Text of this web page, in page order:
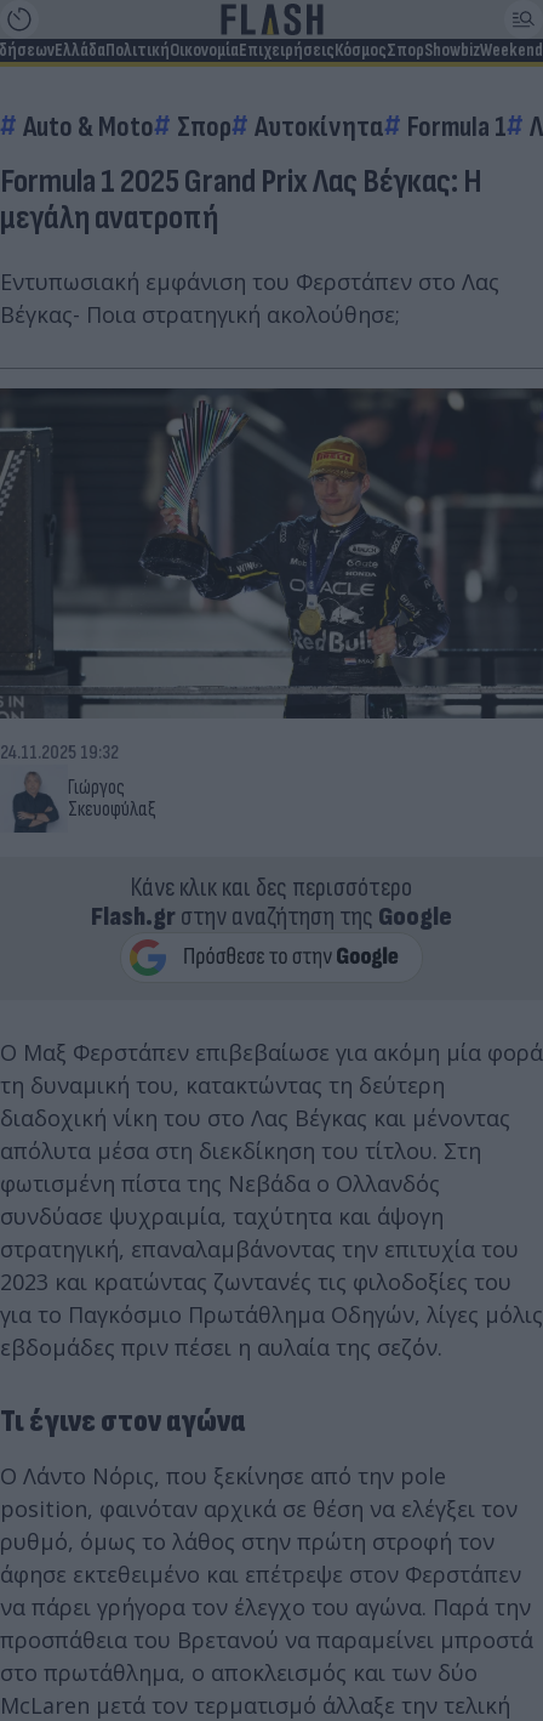
ΕλλάδαΠολιτικήΟικονομίαΕπιχειρήσειςΚόσμοςΣπορShowbizWeekend
Auto & Moto Σπορ Αυτοκίνητα Formula 1
Formula 1 2025 Grand Prix Λας Βέγκας: Η
μεγάλη ανατροπή
Εντυπωσιακή εμφάνιση του Φερστάπεν στο Λας
Βέγκας- Ποια στρατηγική ακολούθησε;
Γιώργος
Σκευοφύλαξ
24.11.2025 19:32
Κάνε κλικ και δες περισσότερο
Flash.grστην αναζήτηση της Google
Ο Μαξ Φερστάπεν επιβεβαίωσε για ακόμη μία φορά
τη δυναμική του, κατακτώντας τη δεύτερη
διαδοχική νίκη του στο Λας Βέγκας και μένοντας
απόλυτα μέσα στη διεκδίκηση του τίτλου. Στη
φωτισμένη πίστα της Νεβάδα ο Ολλανδός
συνδύασε ψυχραιμία, ταχύτητα και άψογη
στρατηγική, επαναλαμβάνοντας την επιτυχία του
2023 και κρατώντας ζωντανές τις φιλοδοξίες του
για το Παγκόσμιο Πρωτάθλημα Οδηγών, λίγες μόλις
εβδομάδες πριν πέσει η αυλαία της σεζόν.
Τι έγινε στον αγώνα
Ο Λάντο Νόρις, που ξεκίνησε από την pole
position, φαινόταν αρχικά σε θέση να ελέγξει τον
ρυθμό, όμως το λάθος στην πρώτη στροφή τον
άφησε εκτεθειμένο και επέτρεψε στον Φερστάπεν
να πάρει γρήγορα τον έλεγχο του αγώνα. Παρά την
προσπάθεια του Βρετανού να παραμείνει μπροστά
στο πρωτάθλημα, ο αποκλεισμός και των δύο
McLaren μετά τον τερματισμό άλλαξε την τελική